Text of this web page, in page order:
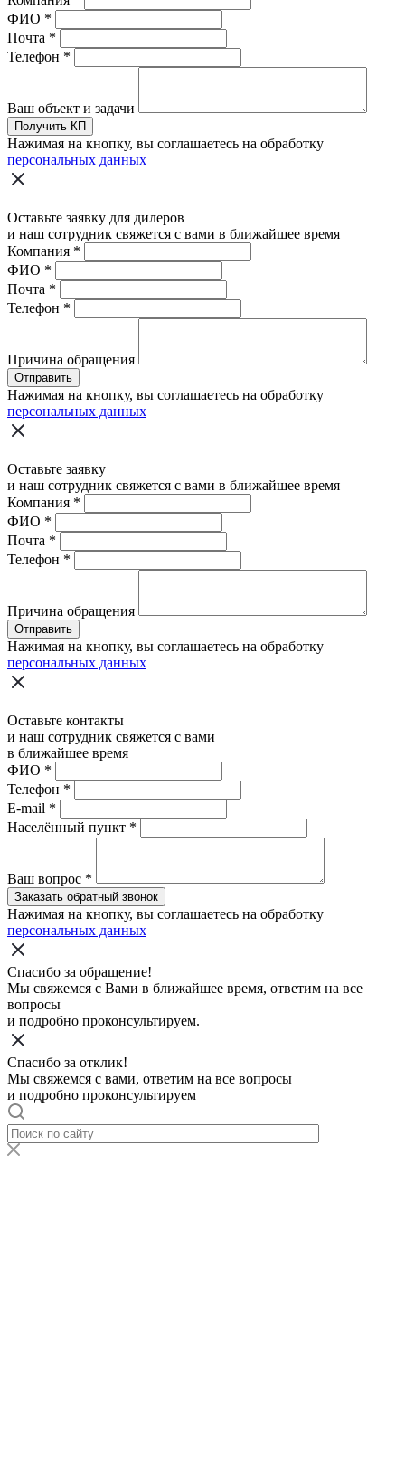
ФИО *
Почта *
Телефон *
Ваш объект и задачи
Получить КП
Нажимая на кнопку, вы соглашаетесь на обработку
персональных данных
Оставьте заявку для дилеров
и наш сотрудник свяжется с вами в ближайшее время
Компания *
ФИО *
Почта *
Телефон *
Причина обращения
Отправить
Нажимая на кнопку, вы соглашаетесь на обработку
персональных данных
Оставьте заявку
и наш сотрудник свяжется с вами в ближайшее время
Компания *
ФИО *
Почта *
Телефон *
Причина обращения
Отправить
Нажимая на кнопку, вы соглашаетесь на обработку
персональных данных
Оставьте контакты
и наш сотрудник свяжется с вами
в ближайшее время
ФИО *
Телефон *
E-mail *
Населённый пункт *
Ваш вопрос *
Заказать обратный звонок
Нажимая на кнопку, вы соглашаетесь на обработку
персональных данных
Спасибо за обращение!
Мы свяжемся с Вами в ближайшее время, ответим на все
вопросы
и подробно проконсультируем.
Спасибо за отклик!
Мы свяжемся с вами, ответим на все вопросы
и подробно проконсультируем